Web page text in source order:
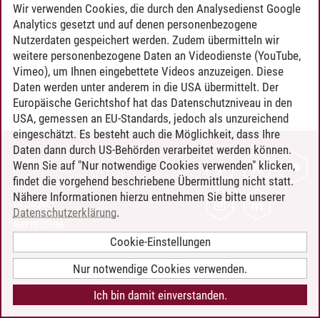
Timo Leder/30.06.2024
KONTAKT
LEUPHANA ALS ARBEITGEBER
INTRANET
BARRIEREFREIHEIT
COOKIE-EINSTELLUNGEN
Wir verwenden Cookies, die durch den Analysedienst Google
Analytics gesetzt und auf denen personenbezogene
Nutzerdaten gespeichert werden. Zudem übermitteln wir
weitere personenbezogene Daten an Videodienste (YouTube,
Vimeo), um Ihnen eingebettete Videos anzuzeigen. Diese
Daten werden unter anderem in die USA übermittelt. Der
Europäische Gerichtshof hat das Datenschutzniveau in den
USA, gemessen an EU-Standards, jedoch als unzureichend
eingeschätzt. Es besteht auch die Möglichkeit, dass Ihre
Daten dann durch US-Behörden verarbeitet werden können.
Wenn Sie auf "Nur notwendige Cookies verwenden" klicken,
findet die vorgehend beschriebene Übermittlung nicht statt.
Nähere Informationen hierzu entnehmen Sie bitte unserer
Datenschutzerklärung.
Cookie-Einstellungen
Nur notwendige Cookies verwenden.
Ich bin damit einverstanden.